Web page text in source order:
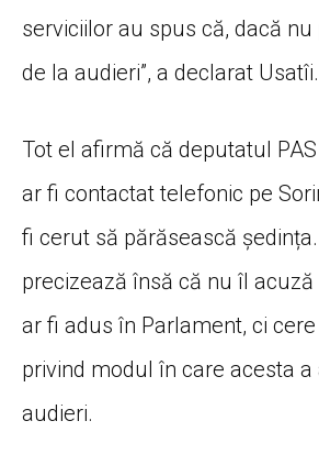
serviciilor au spus că, dacă nu
de la audieri”, a declarat Usatîi.
Tot el afirmă că deputatul
ar fi contactat telefonic pe
fi cerut să părăsească
precizează însă că nu îl
ar fi adus în Parlament, ci
privind modul în care acesta a
audieri.